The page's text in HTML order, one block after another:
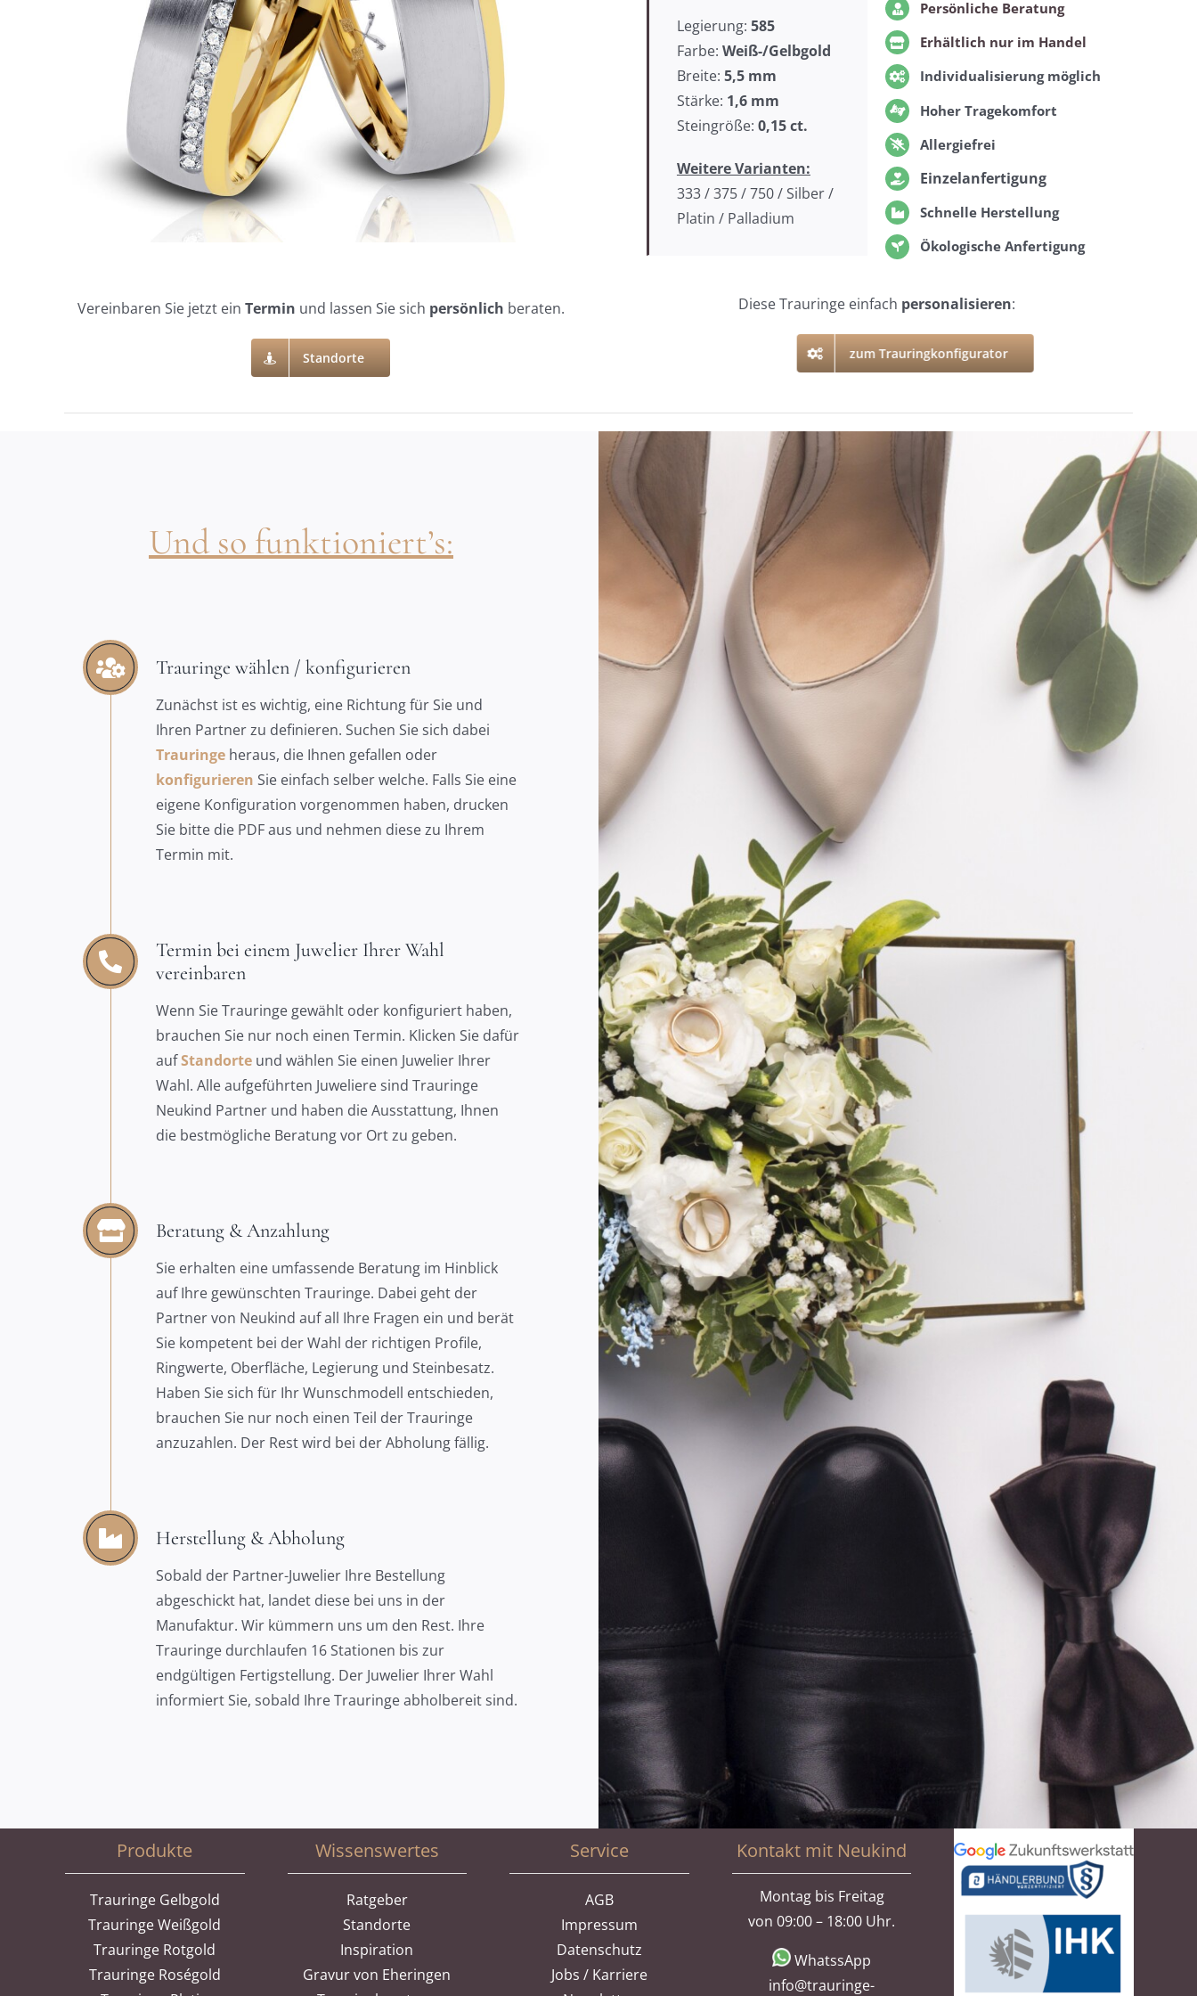
Vereinbaren Sie jetzt ein Termin und lassen Sie sich persönlich beraten.
Standorte
Legierung: 585
Farbe: Weiß-/Gelbgold
Breite: 5,5mm
Stärke: 1,6 mm
Steingröße: 0,15ct.
Weitere Varianten:
333 / 375 / 750 / Silber /
Platin / Palladium
Persönliche Beratung
Erhältlich nur im Handel
Individualisierung möglich
Hoher Tragekomfort
Allergiefrei
Einzelanfertigung
Schnelle Herstellung
Ökologische Anfertigung
Diese Trauringe einfach personalisieren:
zum Trauringkonfigurator
Und so funktioniert’s:
Trauringe wählen / konfigurieren
Zunächst ist es wichtig, eine Richtung für Sie und
Ihren Partner zu definieren. Suchen Sie sich dabei
Trauringe heraus, die Ihnen gefallen oder
konfigurieren Sie einfach selber welche. Falls Sie eine
eigene Konfiguration vorgenommen haben, drucken
Sie bitte die PDF aus und nehmen diese zu Ihrem
Termin mit.
Termin bei einem Juwelier Ihrer Wahl
vereinbaren
Wenn Sie Trauringe gewählt oder konfiguriert haben,
brauchen Sie nur noch einen Termin. Klicken Sie dafür
aufStandorte und wählen Sie einen Juwelier Ihrer
Wahl. Alle aufgeführten Juweliere sind Trauringe
Neukind Partner und haben die Ausstattung, Ihnen
die bestmögliche Beratung vor Ort zu geben.
Beratung & Anzahlung
Sie erhalten eine umfassende Beratung im Hinblick
auf Ihre gewünschten Trauringe. Dabei geht der
Partner von Neukind auf all Ihre Fragen ein und berät
Sie kompetent bei der Wahl der richtigen Profile,
Ringwerte, Oberfläche, Legierung und Steinbesatz.
Haben Sie sich für Ihr Wunschmodell entschieden,
brauchen Sie nur noch einen Teil der Trauringe
anzuzahlen. Der Rest wird bei der Abholung fällig.
Herstellung & Abholung
Sobald der Partner-Juwelier Ihre Bestellung
abgeschickt hat, landet diese bei uns in der
Manufaktur. Wir kümmern uns um den Rest. Ihre
Trauringe durchlaufen 16 Stationen bis zur
endgültigen Fertigstellung. Der Juwelier Ihrer Wahl
informiert Sie, sobald Ihre Trauringe abholbereit sind.
Produkte
Trauringe Gelbgold
Trauringe Weißgold
Trauringe Rotgold
Trauringe Roségold
Wissenswertes
Ratgeber
Standorte
Inspiration
Gravur von Eheringen
Service
AGB
Impressum
Datenschutz
Jobs / Karriere
Kontakt mit Neukind
Montag bis Freitag
von 09:00 – 18:00 Uhr.
WhatssApp
info@trauringe-